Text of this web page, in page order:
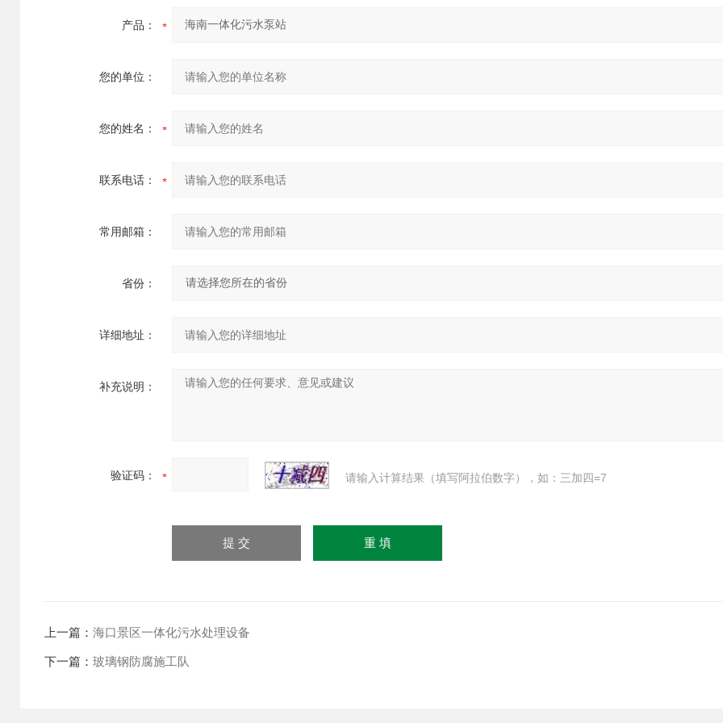
产品：
您的单位：
您的姓名：
联系电话：
常用邮箱：
省份：
详细地址：
补充说明：
验证码： 请输入计算结果（填写阿拉伯数字），如：三加四=7
上一篇： 海口景区一体化污水处理设备
下一篇： 玻璃钢防腐施工队